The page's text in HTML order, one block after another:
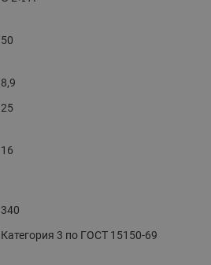
50
8,9
25
16
340
Категория 3 по ГОСТ 15150-69